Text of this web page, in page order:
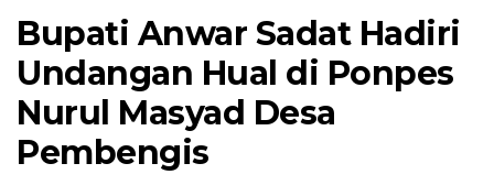
Bupati Anwar Sadat Hadiri
Undangan Hual di Ponpes
Nurul Masyad Desa
Pembengis